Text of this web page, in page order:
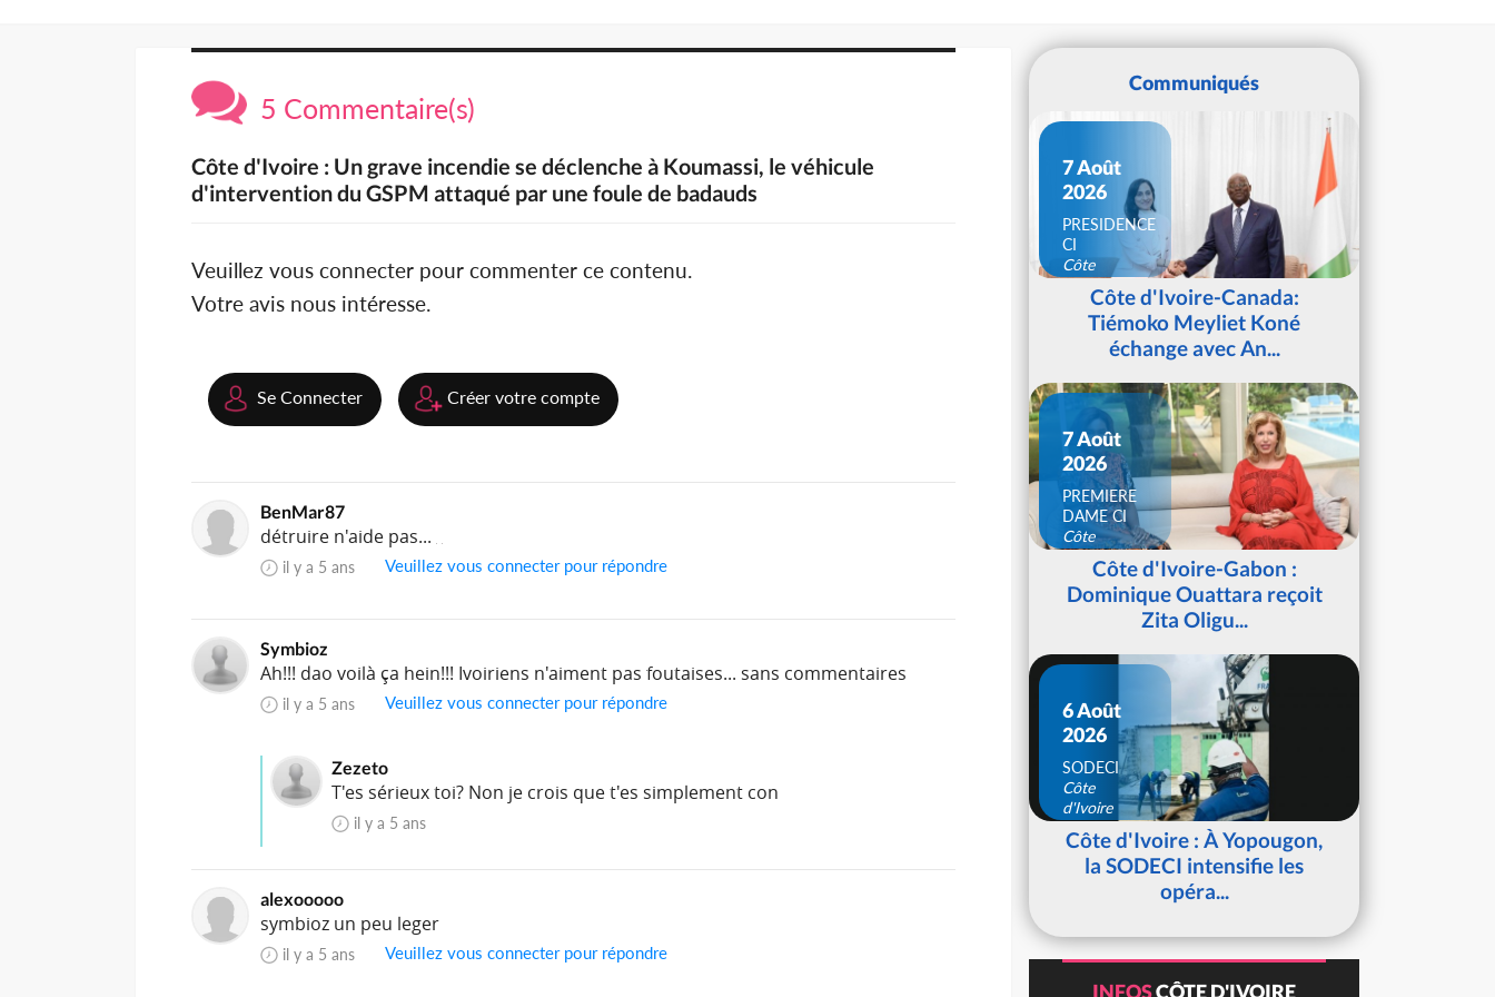
5 Commentaire(s)
Côte d'Ivoire : Un grave incendie se déclenche à Koumassi, le véhicule
d'intervention du GSPM attaqué par une foule de badauds
Veuillez vous connecter pour commenter ce contenu.
Votre avis nous intéresse.
Se Connecter Créer votre compte
BenMar87
détruire n'aide pas...
il y a 5 ans Veuillez vous connecter pour répondre
Symbioz
Ah!!! dao voilà ça hein!!! Ivoiriens n'aiment pas foutaises... sans commentaires
il y a 5 ans Veuillez vous connecter pour répondre
Zezeto
T'es sérieux toi? Non je crois que t'es simplement con
il y a 5 ans
alexooooo
symbioz un peu leger
il y a 5 ans Veuillez vous connecter pour répondre
Communiqués
7 Août
2026
PRESIDENCE
CI
Côte
d'IvoireCôte d'Ivoire-Canada:
Tiémoko Meyliet Koné
échange avec An...
7 Août
2026
PREMIERE
DAME CI
Côte
d'IvoireCôte d'Ivoire-Gabon :
Dominique Ouattara reçoit
Zita Oligu...
6 Août
2026
SODECI
Côte
d'Ivoire
Côte d'Ivoire : À Yopougon,
la SODECI intensifie les
opéra...
INFOSCÔTE D'IVOIRE